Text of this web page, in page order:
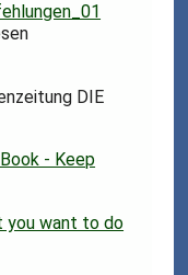
DIE
- Keep
you want to do